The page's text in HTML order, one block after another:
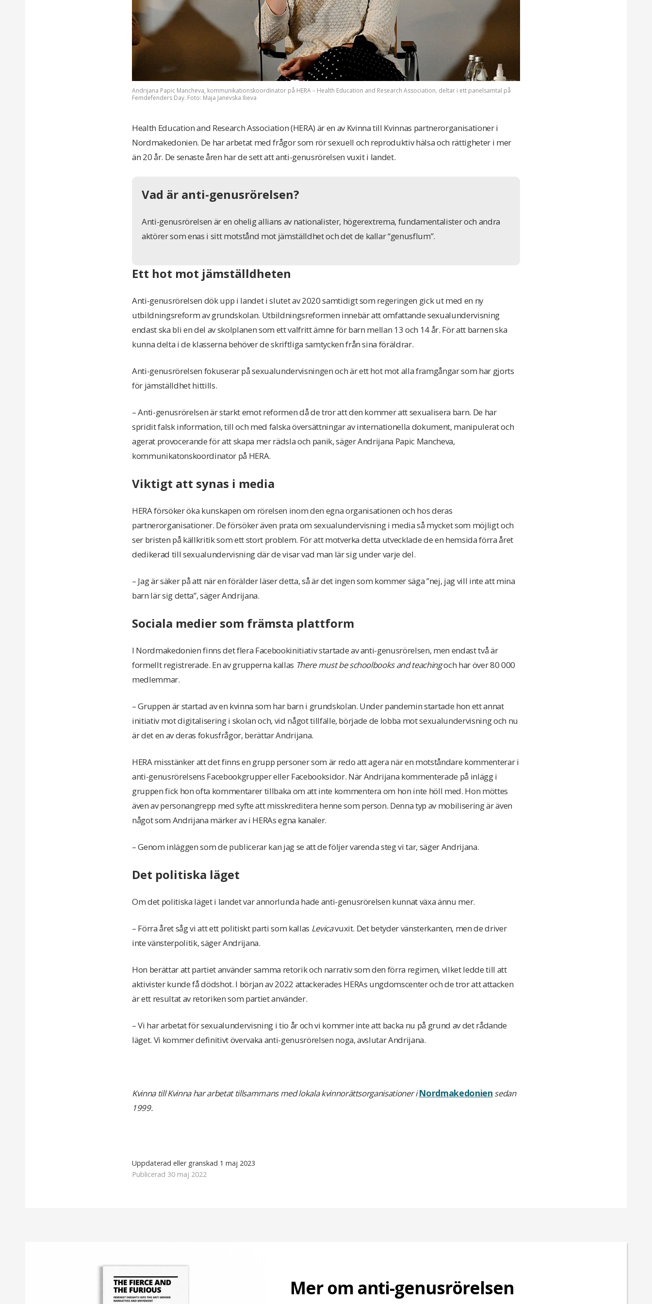
Andrijana Papic Mancheva, kommunikationskoordinator på HERA – Health Education and Research Association, deltar i ett panelsamtal på
Femdefenders Day. Foto: Maja Janevska Ilieva
Health Education and Research Association (HERA) är en av Kvinna till Kvinnas partnerorganisationer i
Nordmakedonien. De har arbetat med frågor som rör sexuell och reproduktiv hälsa och rättigheter i mer
än 20 år. De senaste åren har de sett att anti-genusrörelsen vuxit i landet.
Vad är anti-genusrörelsen?
Anti-genusrörelsen är en ohelig allians av nationalister, högerextrema, fundamentalister och andra
aktörer som enas i sitt motstånd mot jämställdhet och det de kallar “genusflum”.
Ett hot mot jämställdheten
Anti-genusrörelsen dök upp i landet i slutet av 2020 samtidigt som regeringen gick ut med en ny
utbildningsreform av grundskolan. Utbildningsreformen innebär att omfattande sexualundervisning
endast ska bli en del av skolplanen som ett valfritt ämne för barn mellan 13 och 14 år. För att barnen ska
kunna delta i de klasserna behöver de skriftliga samtycken från sina föräldrar.
Anti-genusrörelsen fokuserar på sexualundervisningen och är ett hot mot alla framgångar som har gjorts
för jämställdhet hittills.
– Anti-genusrörelsen är starkt emot reformen då de tror att den kommer att sexualisera barn. De har
spridit falsk information, till och med falska översättningar av internationella dokument, manipulerat och
agerat provocerande för att skapa mer rädsla och panik, säger Andrijana Papic Mancheva,
kommunikatonskoordinator på HERA.
Viktigt att synas i media
HERA försöker öka kunskapen om rörelsen inom den egna organisationen och hos deras
partnerorganisationer. De försöker även prata om sexualundervisning i media så mycket som möjligt och
ser bristen på källkritik som ett stort problem. För att motverka detta utvecklade de en hemsida förra året
dedikerad till sexualundervisning där de visar vad man lär sig under varje del.
– Jag är säker på att när en förälder läser detta, så är det ingen som kommer säga ”nej, jag vill inte att mina
barn lär sig detta”, säger Andrijana.
Sociala medier som främsta plattform
I Nordmakedonien finns det flera Facebookinitiativ startade av anti-genusrörelsen, men endast två är
formellt registrerade. En av grupperna kallas There must be schoolbooks and teachingoch har över 80 000
medlemmar.
– Gruppen är startad av en kvinna som har barn i grundskolan. Under pandemin startade hon ett annat
initiativ mot digitalisering i skolan och, vid något tillfälle, började de lobba mot sexualundervisning och nu
är det en av deras fokusfrågor, berättar Andrijana.
HERA misstänker att det finns en grupp personer som är redo att agera när en motståndare kommenterar i
anti-genusrörelsens Facebookgrupper eller Facebooksidor. När Andrijana kommenterade på inlägg i
gruppen fick hon ofta kommentarer tillbaka om att inte kommentera om hon inte höll med. Hon möttes
även av personangrepp med syfte att misskreditera henne som person. Denna typ av mobilisering är även
något som Andrijana märker av i HERAs egna kanaler.
– Genom inläggen som de publicerar kan jag se att de följer varenda steg vi tar, säger Andrijana.
Det politiska läget
Om det politiska läget i landet var annorlunda hade anti-genusrörelsen kunnat växa ännu mer.
– Förra året såg vi att ett politiskt parti som kallas Levicavuxit. Det betyder vänsterkanten, men de driver
inte vänsterpolitik, säger Andrijana.
Hon berättar att partiet använder samma retorik och narrativ som den förra regimen, vilket ledde till att
aktivister kunde få dödshot. I början av 2022 attackerades HERAs ungdomscenter och de tror att attacken
är ett resultat av retoriken som partiet använder.
– Vi har arbetat för sexualundervisning i tio år och vi kommer inte att backa nu på grund av det rådande
läget. Vi kommer definitivt övervaka anti-genusrörelsen noga, avslutar Andrijana.
Kvinna till Kvinna har arbetat tillsammans med lokala kvinnorättsorganisationer iNordmakedonien sedan
1999.
Uppdaterad eller granskad 1 maj 2023
Publicerad 30 maj 2022
Mer om anti-genusrörelsen